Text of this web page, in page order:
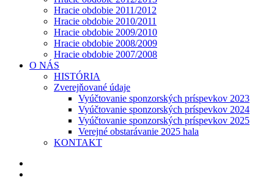
Hracie obdobie 2011/2012
Hracie obdobie 2010/2011
Hracie obdobie 2009/2010
Hracie obdobie 2008/2009
Hracie obdobie 2007/2008
O NÁS
HISTÓRIA
Zverejňované údaje
Vyúčtovanie sponzorských príspevkov 2023
Vyúčtovanie sponzorských príspevkov 2024
Vyúčtovanie sponzorských príspevkov 2025
Verejné obstarávanie 2025 hala
KONTAKT